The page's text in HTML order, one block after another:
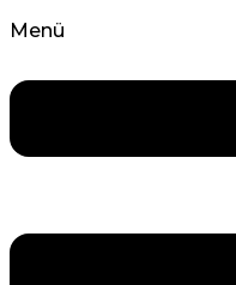
Menü